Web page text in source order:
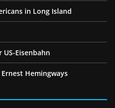
in Long Island
US-Eisenbahn
Hemingways